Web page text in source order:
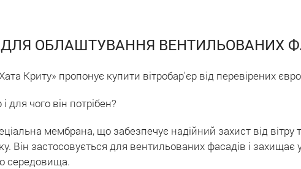
ДЛЯ ОБЛАШТУВАННЯ ВЕНТИЛЬОВАНИХ
Криту» пропонує купити вітробар'єр від перевірених
для чого він потрібен?
мембрана, що забезпечує надійний захист від
Він застосовується для вентильованих фасадів і
середовища.